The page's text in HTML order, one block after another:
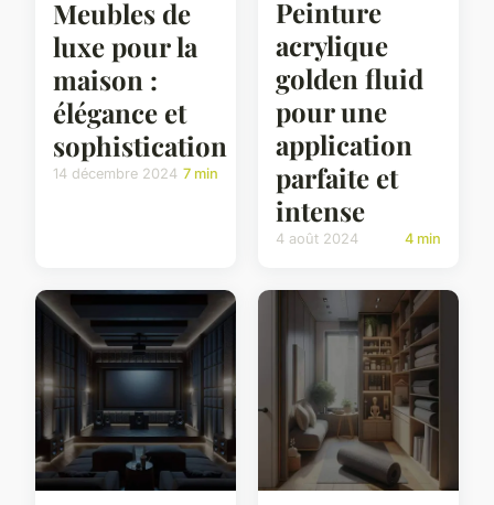
Meubles de
luxe pour la
maison :
élégance et
sophistication
14 décembre 2024 7 min
Peinture
acrylique
golden fluid
pour une
application
parfaite et
intense
4 août 2024 4 min